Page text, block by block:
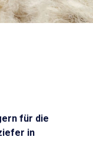
für die
in